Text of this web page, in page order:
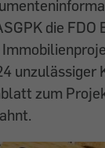
die FDO
unzulässiger
zum